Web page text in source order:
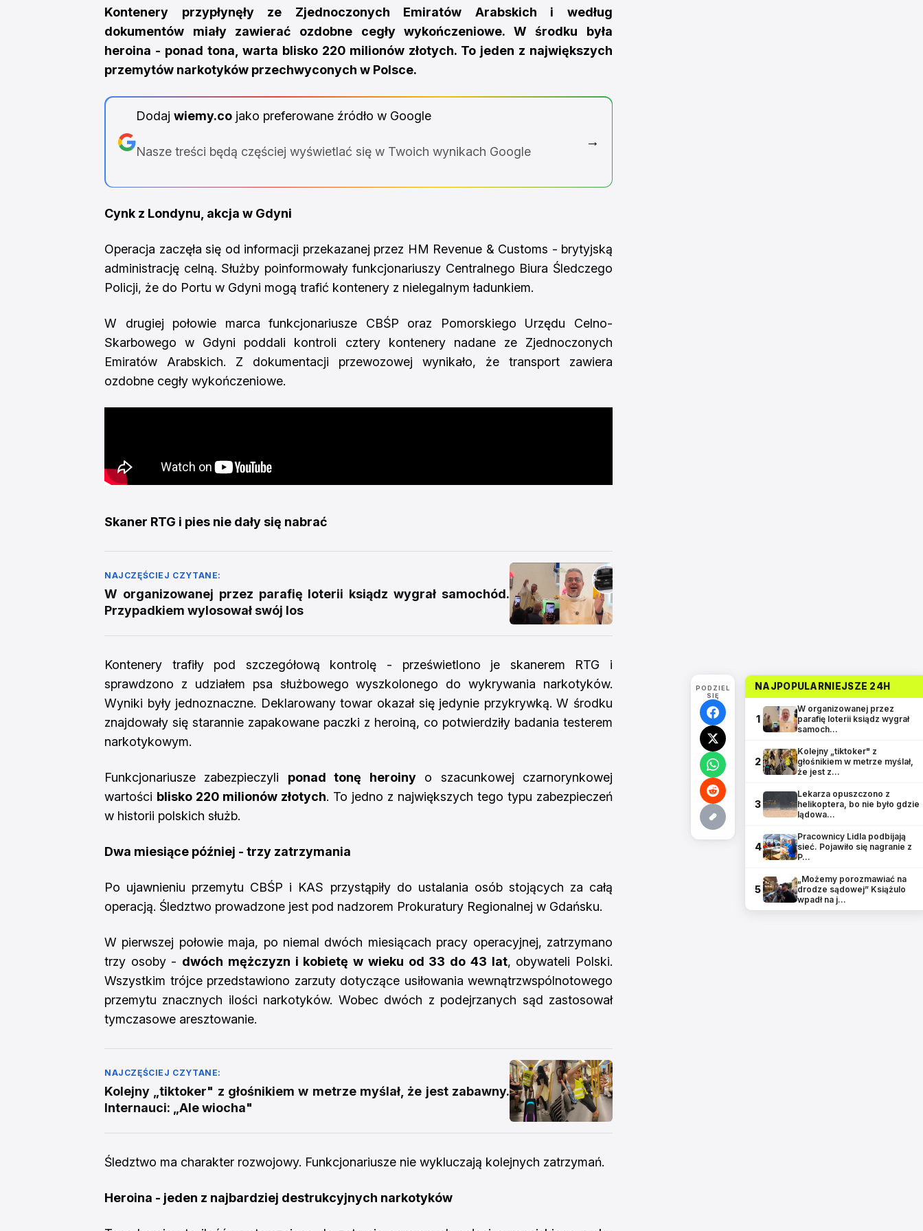
Kontenery przypłynęły ze Zjednoczonych Emiratów Arabskich i według
dokumentów miały zawierać ozdobne cegły wykończeniowe. W środku była
heroina - ponad tona, warta blisko 220 milionów złotych. To jeden z największych
przemytów narkotyków przechwyconych w Polsce.
Dodaj wiemy.cojako preferowane źródło w Google
Nasze treści będą częściej wyświetlać się w Twoich wynikach Google
→
Cynk z Londynu, akcja w Gdyni
Operacja zaczęła się od informacji przekazanej przez HM Revenue & Customs - brytyjską
administrację celną. Służby poinformowały funkcjonariuszy Centralnego Biura Śledczego
Policji, że do Portu w Gdyni mogą trafić kontenery z nielegalnym ładunkiem.
W drugiej połowie marca funkcjonariusze CBŚP oraz Pomorskiego Urzędu Celno-
Skarbowego w Gdyni poddali kontroli cztery kontenery nadane ze Zjednoczonych
Emiratów Arabskich. Z dokumentacji przewozowej wynikało, że transport zawiera
ozdobne cegły wykończeniowe.
Skaner RTG i pies nie dały się nabrać
NAJCZĘŚCIEJ CZYTANE:
W organizowanej przez parafię loterii ksiądz wygrał samochód.
Przypadkiem wylosował swój los
Kontenery trafiły pod szczegółową kontrolę - prześwietlono je skanerem RTG i
sprawdzono z udziałem psa służbowego wyszkolonego do wykrywania narkotyków.
Wyniki były jednoznaczne. Deklarowany towar okazał się jedynie przykrywką. W środku
znajdowały się starannie zapakowane paczki z heroiną, co potwierdziły badania testerem
narkotykowym.
Funkcjonariusze zabezpieczyli ponad tonę heroinyo szacunkowej czarnorynkowej
wartości blisko 220 milionów złotych. To jedno z największych tego typu zabezpieczeń
w historii polskich służb.
Dwa miesiące później - trzy zatrzymania
Po ujawnieniu przemytu CBŚP i KAS przystąpiły do ustalania osób stojących za całą
operacją. Śledztwo prowadzone jest pod nadzorem Prokuratury Regionalnej w Gdańsku.
W pierwszej połowie maja, po niemal dwóch miesiącach pracy operacyjnej, zatrzymano
trzy osoby - dwóch mężczyzn i kobietę w wieku od 33 do 43 lat, obywateli Polski.
Wszystkim trójce przedstawiono zarzuty dotyczące usiłowania wewnątrzwspólnotowego
przemytu znacznych ilości narkotyków. Wobec dwóch z podejrzanych sąd zastosował
tymczasowe aresztowanie.
NAJCZĘŚCIEJ CZYTANE:
Kolejny „tiktoker" z głośnikiem w metrze myślał, że jest zabawny.
Internauci: „Ale wiocha"
Śledztwo ma charakter rozwojowy. Funkcjonariusze nie wykluczają kolejnych zatrzymań.
Heroina - jeden z najbardziej destrukcyjnych narkotyków
PODZIEL
SIĘ
NAJPOPULARNIEJSZE 24H
1
W organizowanej przez
parafię loterii ksiądz wygrał
samoch…
2
Kolejny „tiktoker" z
głośnikiem w metrze myślał,
że jest z…
3
Lekarza opuszczono z
helikoptera, bo nie było gdzie
lądowa…
4
Pracownicy Lidla podbijają
sieć. Pojawiło się nagranie z
P…
5
„Możemy porozmawiać na
drodze sądowej” Książulo
wpadł na j…